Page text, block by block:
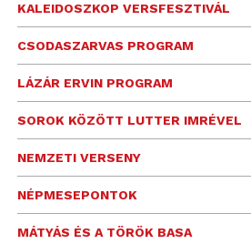
KALEIDOSZKOP VERSFESZTIVÁL
CSODASZARVAS PROGRAM
LÁZÁR ERVIN PROGRAM
SOROK KÖZÖTT LUTTER IMRÉVEL
NEMZETI VERSENY
NÉPMESEPONTOK
MÁTYÁS ÉS A TÖRÖK BASA